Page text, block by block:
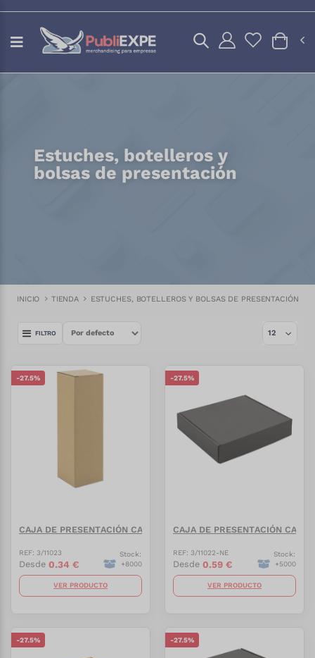
Estuches, botelleros y
bolsas de presentación
INICIO TIENDA ESTUCHES, BOTELLEROS Y BOLSAS DE PRESENTACIÓN
FILTRO
-27.5%
CAJA DE PRESENTACIÓN CARTÓN CORRUGADO "BONET"
REF: 3/11023
Desde 0.34 €
Stock:
+8000
VER PRODUCTO
-27.5%
CAJA DE PRESENTACIÓN
REF: 3/11022-NE
Desde 0.59 €
Stock:
+5000
VER PRODUCTO
-27.5% -27.5%